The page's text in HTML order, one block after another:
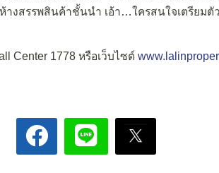
ห้างสรรพสินค้าชั้นนำ เอ้า…ใครสนใจเตรียม
Center 1778 หรือเว็บไซต์